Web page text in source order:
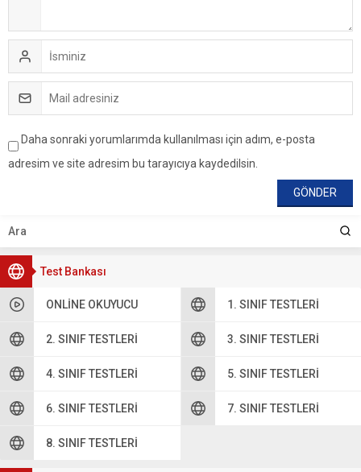
Test Bankası
ONLINE OKUYUCU 1. SINIF TESTLERI
2. SINIF TESTLERI 3. SINIF TESTLERI
4. SINIF TESTLERI 5. SINIF TESTLERI
6. SINIF TESTLERI 7. SINIF TESTLERI
8. SINIF TESTLERI
Daha sonraki yorumlarımda kullanılması için adım, e-posta
adresim ve site adresim bu tarayıcıya kaydedilsin.